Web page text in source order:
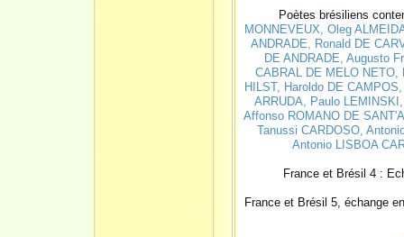
Poètes brésiliens
MONNEVEUX , Oleg
ANDRADE , Ronald DE
DE ANDRADE , Augusto
CABRAL DE MELO NETO,
HILST, Haroldo DE CAMPOS
ARRUDA , Paulo LEMINSKI
Affonso ROMANO DE
Tanussi CARDOSO,
Antonio LISBOA
France et Brésil 4 :
France et Brésil 5, échange